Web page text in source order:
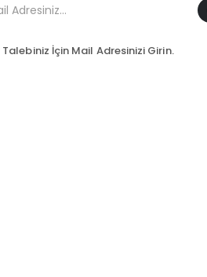
Talebiniz İçin Mail Adresinizi Girin.